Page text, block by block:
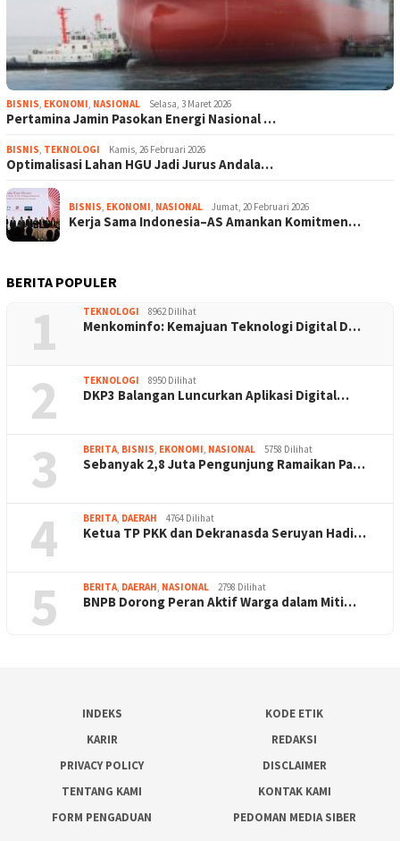
BISNIS, EKONOMI, NASIONAL Selasa, 3 Maret 2026
Pertamina Jamin Pasokan Energi Nasional …
BISNIS, TEKNOLOGI Kamis, 26 Februari 2026
Optimalisasi Lahan HGU Jadi Jurus Andala…
BISNIS, EKONOMI, NASIONAL Jumat, 20 Februari 2026
Kerja Sama Indonesia–AS Amankan Komitmen…
BERITA POPULER
1 TEKNOLOGI 8962 Dilihat
Menkominfo: Kemajuan Teknologi Digital D…
2 TEKNOLOGI 8950 Dilihat
DKP3 Balangan Luncurkan Aplikasi Digital…
3 BERITA, BISNIS, EKONOMI, NASIONAL 5758 Dilihat
Sebanyak 2,8 Juta Pengunjung Ramaikan Pa…
4 BERITA, DAERAH 4764 Dilihat
Ketua TP PKK dan Dekranasda Seruyan Hadi…
5 BERITA, DAERAH, NASIONAL 2798 Dilihat
BNPB Dorong Peran Aktif Warga dalam Miti…
INDEKS
KODE ETIK
KARIR
REDAKSI
PRIVACY POLICY
DISCLAIMER
TENTANG KAMI
KONTAK KAMI
FORM PENGADUAN
PEDOMAN MEDIA SIBER